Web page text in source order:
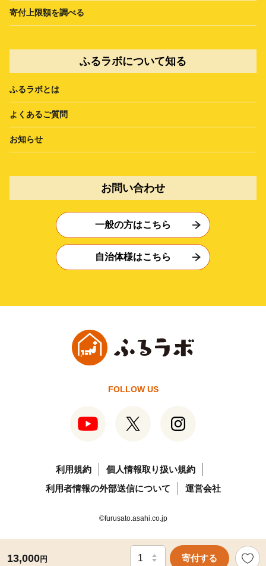
13,000円 寄付する
寄付上限額を調べる
ふるラボについて知る
ふるラボとは
よくあるご質問
お知らせ
お問い合わせ
一般の方はこちら
自治体様はこちら
FOLLOW US
利用規約
個人情報取り扱い規約
利用者情報の外部送信について
運営会社
©furusato.asahi.co.jp